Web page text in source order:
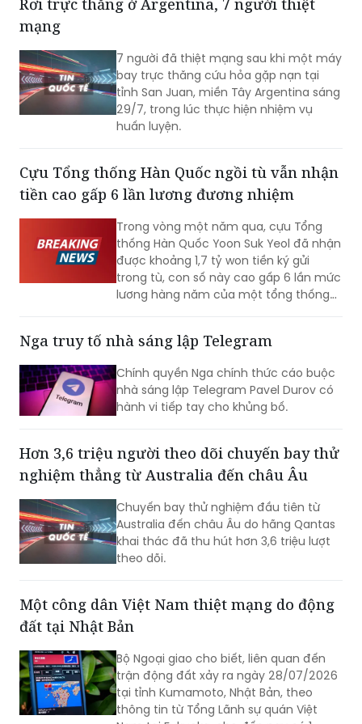
Rơi trực thăng ở Argentina, 7 người thiệt
mạng
7 người đã thiệt mạng sau khi một máy
bay trực thăng cứu hỏa gặp nạn tại
tỉnh San Juan, miền Tây Argentina sáng
29/7, trong lúc thực hiện nhiệm vụ
huấn luyện.
Cựu Tổng thống Hàn Quốc ngồi tù vẫn nhận
tiền cao gấp 6 lần lương đương nhiệm
Trong vòng một năm qua, cựu Tổng
thống Hàn Quốc Yoon Suk Yeol đã nhận
được khoảng 1,7 tỷ won tiền ký gửi
trong tù, con số này cao gấp 6 lần mức
lương hàng năm của một tổng thống
nhận mức tiền ký gửi lên tới khoảng 170
được nhiều tiền nhất tại Trại tạm giam
miền Nam Seoul.
Nga truy tố nhà sáng lập Telegram
Chính quyền Nga chính thức cáo buộc
nhà sáng lập Telegram Pavel Durov có
hành vi tiếp tay cho khủng bố.
Hơn 3,6 triệu người theo dõi chuyến bay thử
nghiệm thẳng từ Australia đến châu Âu
Chuyến bay thử nghiệm đầu tiên từ
Australia đến châu Âu do hãng Qantas
khai thác đã thu hút hơn 3,6 triệu lượt
theo dõi.
Một công dân Việt Nam thiệt mạng do động
đất tại Nhật Bản
Bộ Ngoại giao cho biết, liên quan đến
trận động đất xảy ra ngày 28/07/2026
tại tỉnh Kumamoto, Nhật Bản, theo
thông tin từ Tổng Lãnh sự quán Việt